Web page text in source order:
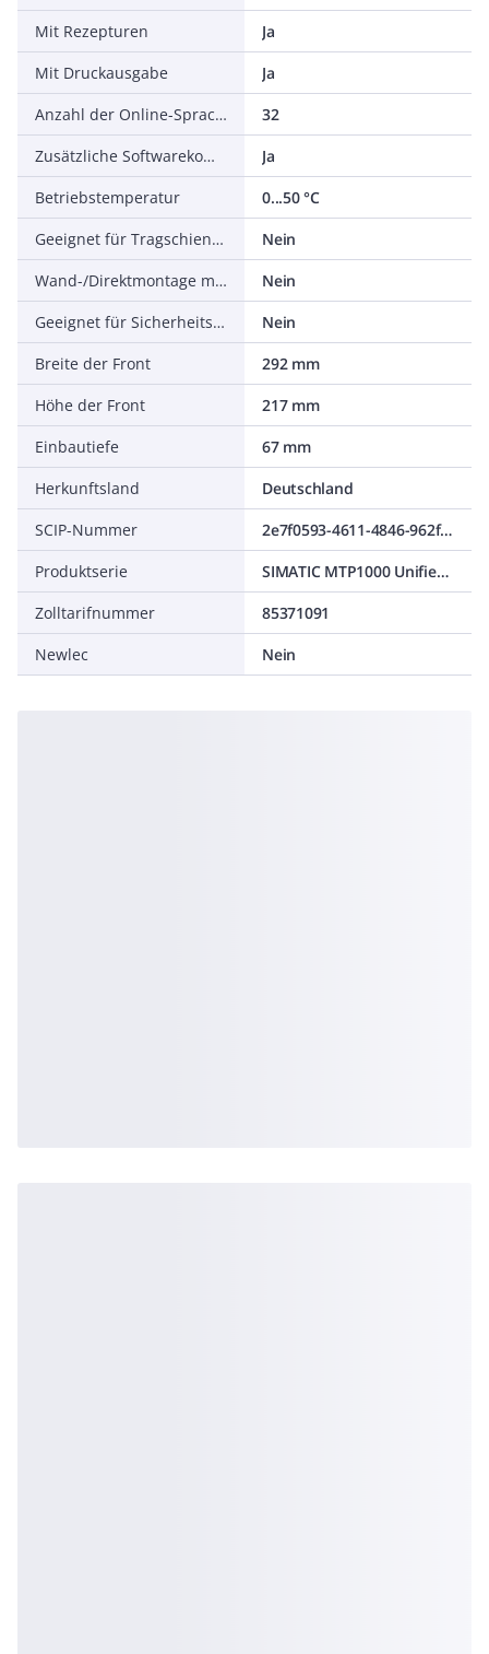
Mit Rezepturen
Ja
Mit Druckausgabe
Ja
Anzahl der Online-Sprachen
32
Zusätzliche Softwarekomponenten, ladbar
Ja
Betriebstemperatur
0...50 °C
Geeignet für Tragschienenmontage
Nein
Wand-/Direktmontage möglich
Nein
Geeignet für Sicherheitsfunktionen
Nein
Breite der Front
292 mm
Höhe der Front
217 mm
Einbautiefe
67 mm
Herkunftsland
Deutschland
SCIP-Nummer
2e7f0593-4611-4846-962f-5c2d61e9ffaf
Produktserie
SIMATIC MTP1000 Unified Comfort
Zolltarifnummer
85371091
Newlec
Nein